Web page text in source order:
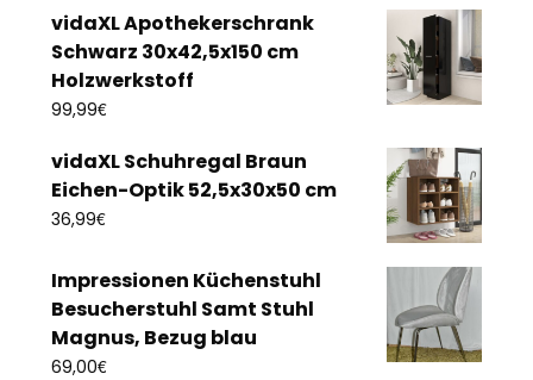
vidaXL Apothekerschrank
Schwarz 30x42,5x150 cm
Holzwerkstoff
99,99€
vidaXL Schuhregal Braun
Eichen-Optik 52,5x30x50 cm
36,99€
Impressionen Küchenstuhl
Besucherstuhl Samt Stuhl
Magnus, Bezug blau
69,00€